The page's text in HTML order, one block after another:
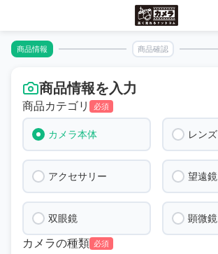
商品情報 商品確認
商品情報を入力
商品カテゴリ 必須
カメラ本体 レンズ
アクセサリー 望遠鏡
双眼鏡 顕微鏡
カメラの種類 必須